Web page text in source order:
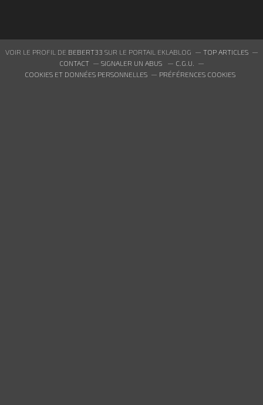
VOIR LE PROFIL DE BEBERT33 SUR LE PORTAIL EKLABLOG
TOP ARTICLES
CONTACT
SIGNALER UN ABUS
C.G.U.
COOKIES ET DONNÉES PERSONNELLES
PRÉFÉRENCES COOKIES